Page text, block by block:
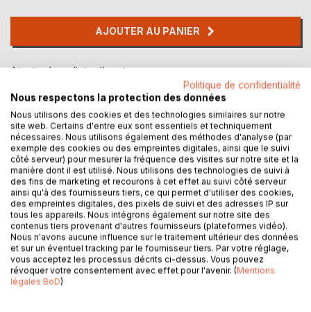
AJOUTER AU PANIER
Ajouter à ma liste d'envies
DESCRIPTION
Après "Game Over ! Play Again ?" Josiane Wolff nous
revient avec une nouvelle histoire pour le théâtre, en
français et en néerlandais : celle de Jean Lenormand, ex-
flic à l'Antigang de Paris, en revalidation dans une abbaye
où il se prépare à devenir moine sous le nom de frère
Politique de confidentialité
Nous respectons la protection des données
Nous utilisons des cookies et des technologies similaires sur notre
site web. Certains d'entre eux sont essentiels et techniquement
nécessaires. Nous utilisons également des méthodes d'analyse (par
exemple des cookies ou des empreintes digitales, ainsi que le suivi
côté serveur) pour mesurer la fréquence des visites sur notre site et la
manière dont il est utilisé. Nous utilisons des technologies de suivi à
des fins de marketing et recourons à cet effet au suivi côté serveur
ainsi qu'à des fournisseurs tiers, ce qui permet d'utiliser des cookies,
des empreintes digitales, des pixels de suivi et des adresses IP sur
tous les appareils. Nous intégrons également sur notre site des
contenus tiers provenant d'autres fournisseurs (plateformes vidéo).
Nous n'avons aucune influence sur le traitement ultérieur des données
et sur un éventuel tracking par le fournisseur tiers. Par votre réglage,
vous acceptez les processus décrits ci-dessus. Vous pouvez
révoquer votre consentement avec effet pour l'avenir. (Mentions
légales BoD)